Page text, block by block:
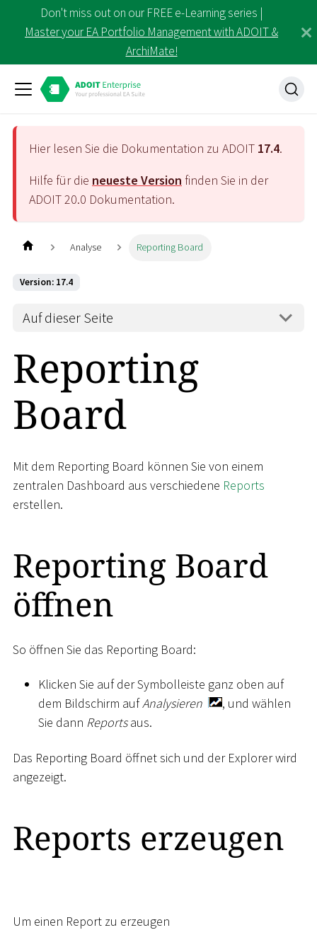
Don't miss out on our FREE e-Learning series |
Master your EA Portfolio Management with ADOIT &
ArchiMate!
Hier lesen Sie die Dokumentation zu ADOIT 17.4.
Hilfe für die neueste Version finden Sie in der
ADOIT20.0 Dokumentation.
Analyse Reporting Board
Version: 17.4
Auf dieser Seite
Reporting
Board
Mit dem Reporting Board können Sie von einem
zentralen Dashboard aus verschiedene Reports
erstellen.
Reporting Board
öffnen
So öffnen Sie das Reporting Board:
Klicken Sie auf der Symbolleiste ganz oben auf
dem Bildschirm aufAnalysieren
, und wählen
Sie dann Reportsaus.
Das Reporting Board öffnet sich und der Explorer wird
angezeigt.
Reports erzeugen
Um einen Report zu erzeugen